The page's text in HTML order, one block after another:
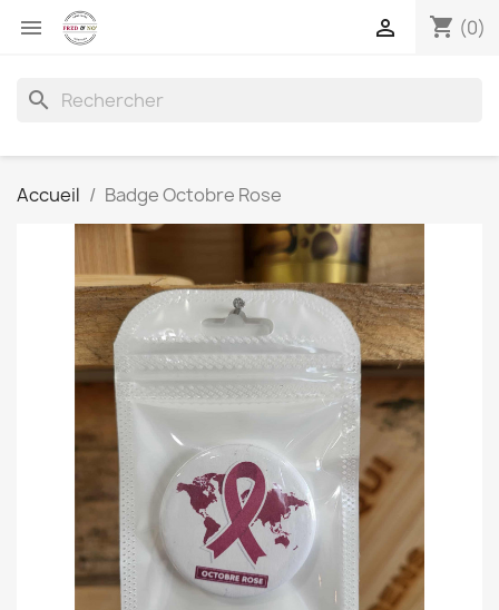
 shopping_cart (0)

search
Accueil Badge Octobre Rose